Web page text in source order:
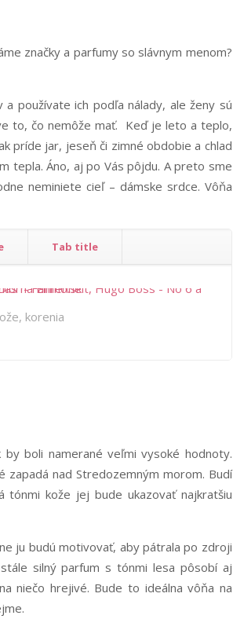
značky a parfumy so slávnym menom?
používate ich podľa nálady, ale ženy sú
to, čo nemôže mať. Keď je leto a teplo,
príde jar, jeseň či zimné obdobie a chlad
tepla. Áno, aj po Vás pôjdu. A preto sme
neminiete cieľ – dámske srdce. Vôňa
Tab title
korenia
boli namerané veľmi vysoké hodnoty.
zapadá nad Stredozemným morom. Budí
tónmi kože jej bude ukazovať najkratšiu
ju budú motivovať, aby pátrala po zdroji
silný parfum s tónmi lesa pôsobí aj
niečo hrejivé. Bude to ideálna vôňa na